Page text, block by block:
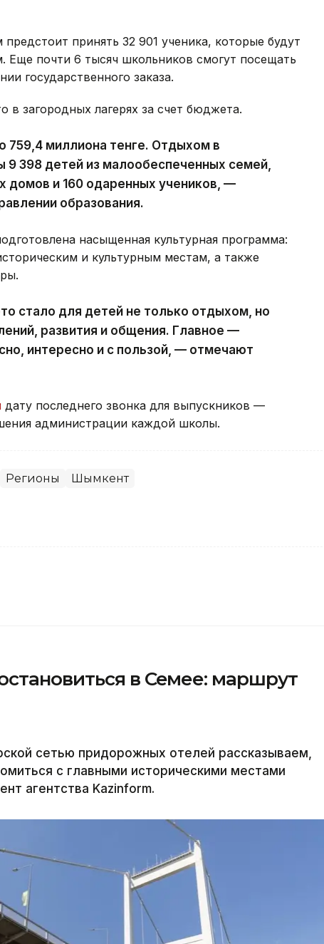
принять 32 901 ученика, которые будут
Еще почти 6 тысяч школьников смогут посещать
государственного заказа.
в загородных лагерях за счет бюджета.
759,4 миллиона тенге. Отдыхом в
9 398 детей из малообеспеченных семей,
домов и 160 одаренных учеников, —
образования.
насыщенная культурная программа:
и культурным местам, а также
стало для детей не только отдыхом, но
развития и общения. Главное —
интересно и с пользой, — отмечают
дату последнего звонка для выпускников —
администрации каждой школы.
Регионы Шымкент
в Семее: маршрут
сетью придорожных отелей рассказываем,
с главными историческими местами
агентства Kazinform.